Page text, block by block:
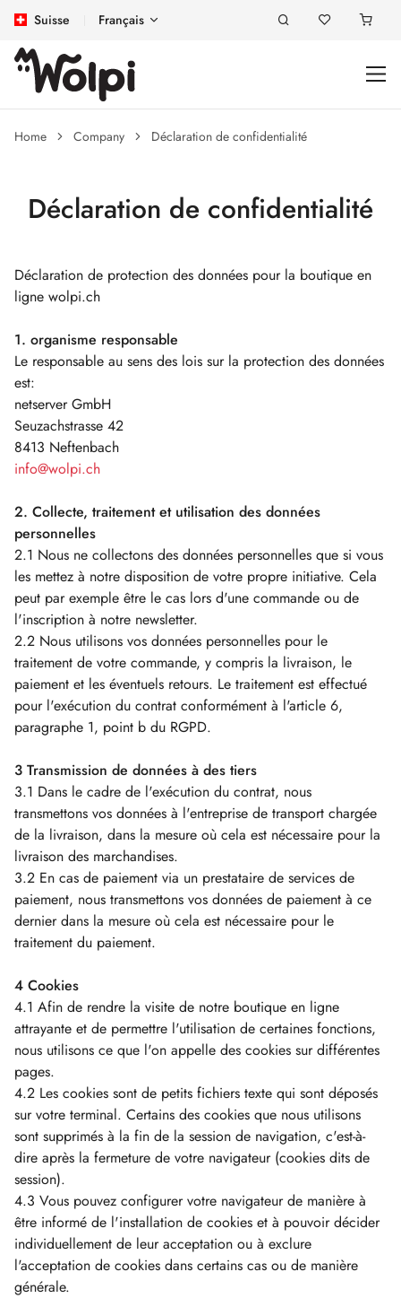
Suisse Français
Home Company Déclaration de confidentialité
Déclaration de confidentialité
Déclaration de protection des données pour la boutique en
ligne wolpi.ch
1. organisme responsable
Le responsable au sens des lois sur la protection des données
est:
netserver GmbH
Seuzachstrasse 42
8413 Neftenbach
info@wolpi.ch
2. Collecte, traitement et utilisation des données
personnelles
2.1 Nous ne collectons des données personnelles que si vous
les mettez à notre disposition de votre propre initiative. Cela
peut par exemple être le cas lors d'une commande ou de
l'inscription à notre newsletter.
2.2 Nous utilisons vos données personnelles pour le
traitement de votre commande, y compris la livraison, le
paiement et les éventuels retours. Le traitement est effectué
pour l'exécution du contrat conformément à l'article 6,
paragraphe 1, point b du RGPD.
3 Transmission de données à des tiers
3.1 Dans le cadre de l'exécution du contrat, nous
transmettons vos données à l'entreprise de transport chargée
de la livraison, dans la mesure où cela est nécessaire pour la
livraison des marchandises.
3.2 En cas de paiement via un prestataire de services de
paiement, nous transmettons vos données de paiement à ce
dernier dans la mesure où cela est nécessaire pour le
traitement du paiement.
4 Cookies
4.1 Afin de rendre la visite de notre boutique en ligne
attrayante et de permettre l'utilisation de certaines fonctions,
nous utilisons ce que l'on appelle des cookies sur différentes
pages.
4.2 Les cookies sont de petits fichiers texte qui sont déposés
sur votre terminal. Certains des cookies que nous utilisons
sont supprimés à la fin de la session de navigation, c'est-à-
dire après la fermeture de votre navigateur (cookies dits de
session).
4.3 Vous pouvez configurer votre navigateur de manière à
être informé de l'installation de cookies et à pouvoir décider
individuellement de leur acceptation ou à exclure
l'acceptation de cookies dans certains cas ou de manière
générale.